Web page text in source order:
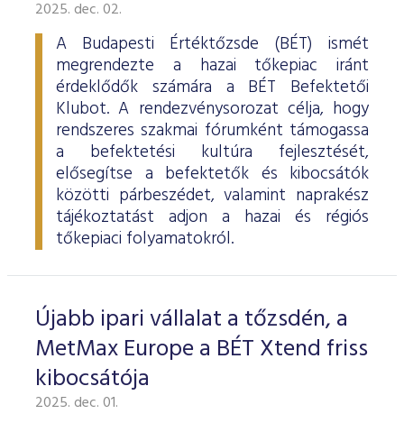
ESG Útmutató
2025. dec. 02.
A Budapesti Értéktőzsde (BÉT) ismét
megrendezte a hazai tőkepiac iránt
érdeklődők számára a BÉT Befektetői
Klubot. A rendezvénysorozat célja, hogy
rendszeres szakmai fórumként támogassa
a befektetési kultúra fejlesztését,
elősegítse a befektetők és kibocsátók
közötti párbeszédet, valamint naprakész
tájékoztatást adjon a hazai és régiós
tőkepiaci folyamatokról.
Újabb ipari vállalat a tőzsdén, a
MetMax Europe a BÉT Xtend friss
kibocsátója
2025. dec. 01.